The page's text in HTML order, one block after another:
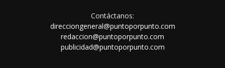
Contáctanos:
direcciongeneral@puntoporpunto.com
redaccion@puntoporpunto.com
publicidad@puntoporpunto.com